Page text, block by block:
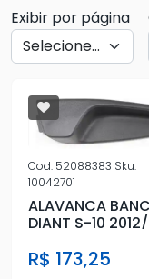
Exibir por página
Cod. 52088383 Sku.
10042701
ALAVANCA
DIANT S-10
R$ 173,25